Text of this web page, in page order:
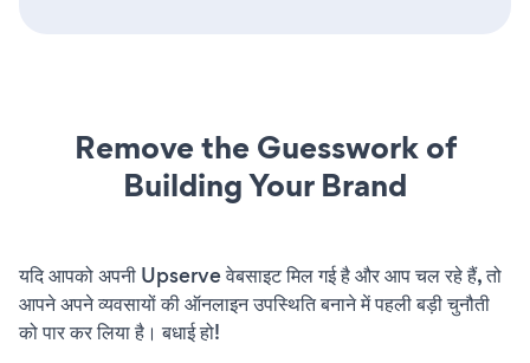
Remove the Guesswork of
Building Your Brand
यदि आपको अपनी Upserve वेबसाइट मिल गई है और आप चल रहे हैं, तो
आपने अपने व्यवसायों की ऑनलाइन उपस्थिति बनाने में पहली बड़ी चुनौती
को पार कर लिया है। बधाई हो!